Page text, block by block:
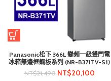
Panasonic松下 366L 變頻一級雙門電
冰箱無邊框鋼板系列 (NR-B371TV-S1)
NT$21,490 NT$20,100